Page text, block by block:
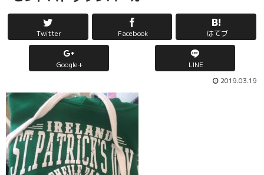
Twitter Facebook はてブ
Google+ LINE
2019.03.19